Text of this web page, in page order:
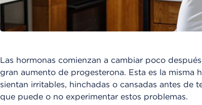
Las hormonas comienzan a cambiar poco
gran aumento de progesterona. Esta es la misma
sientan irritables, hinchadas o cansadas antes de
que puede o no experimentar estos problemas.